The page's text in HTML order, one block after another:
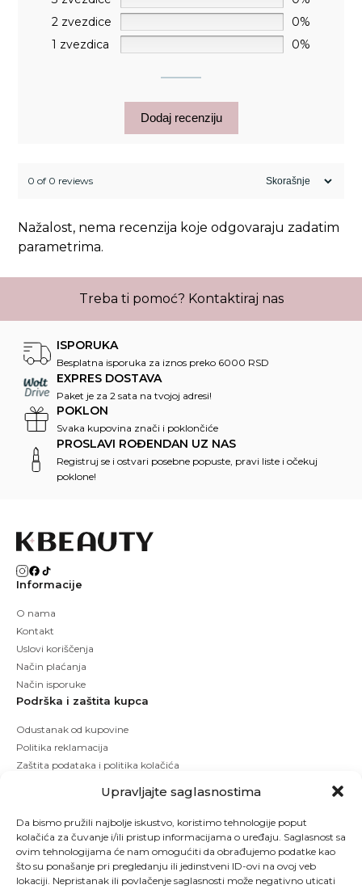
Upravljajte saglasnostima
Da bismo pružili najbolje iskustvo, koristimo tehnologije poput
kolačića za čuvanje i/ili pristup informacijama o uređaju. Saglasnost sa
ovim tehnologijama će nam omogućiti da obrađujemo podatke kao
što su ponašanje pri pregledanju ili jedinstveni ID-ovi na ovoj veb
lokaciji. Nepristanak ili povlačenje saglasnosti može negativno uticati
2 zvezdice
0%
1 zvezdica
0%
Dodaj recenziju
0 of 0 reviews
Nažalost, nema recenzija koje odgovaraju zadatim
parametrima.
Treba ti pomoć? Kontaktiraj nas
ISPORUKA
Besplatna isporuka za iznos preko 6000 RSD
EXPRES DOSTAVA
Paket je za 2 sata na tvojoj adresi!
POKLON
Svaka kupovina znači i poklončiće
PROSLAVI ROĐENDAN UZ NAS
Registruj se i ostvari posebne popuste, pravi liste i očekuj
poklone!
Informacije
O nama
Kontakt
Uslovi koriščenja
Način plaćanja
Način isporuke
Podrška i zaštita kupca
Odustanak od kupovine
Politika reklamacija
Zaštita podataka i politika kolačića